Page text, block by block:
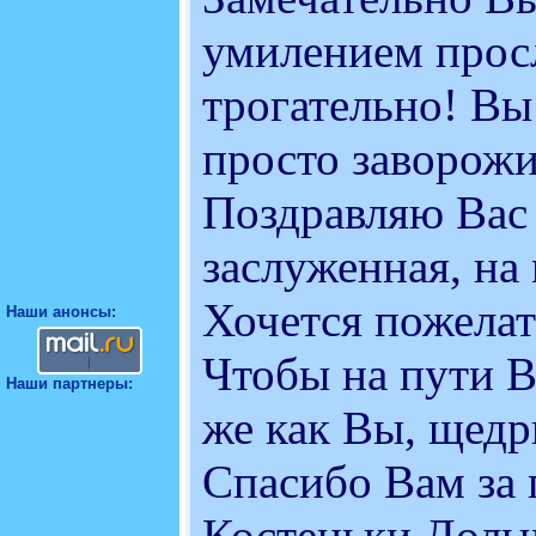
Наши анонсы:
Наши партнеры:
умилением
трогательно!
просто
Поздравляю
заслуженная,
Хочется
Чтобы на пути
же как Вы,
Спасибо Вам за